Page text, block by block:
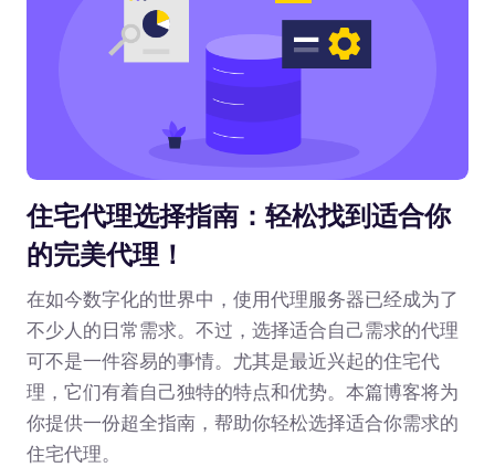
住宅代理选择指南：轻松找到适合你
的完美代理！
在如今数字化的世界中，使用代理服务器已经成为了
不少人的日常需求。不过，选择适合自己需求的代理
可不是一件容易的事情。尤其是最近兴起的住宅代
理，它们有着自己独特的特点和优势。本篇博客将为
你提供一份超全指南，帮助你轻松选择适合你需求的
住宅代理。